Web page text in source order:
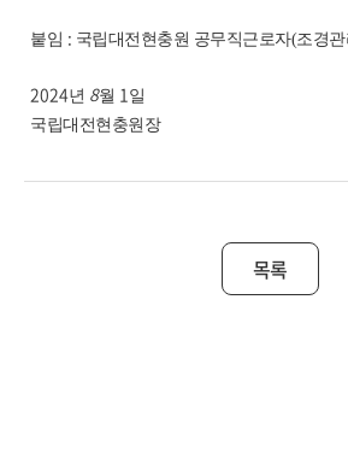
붙임 : 국립대전현충원 공무직근로자(조경관
2024년 8월 1일
국립대전현충원장
목록